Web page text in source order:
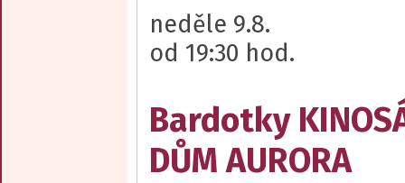
neděle 9.8.
od 19:30 hod.
Bardotky
DŮM AURORA